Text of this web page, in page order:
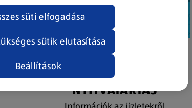
ÜZLETKERESŐ ÉS
NYITVATARTÁS
Beállítások
sütik elutasítása
süti elfogadása